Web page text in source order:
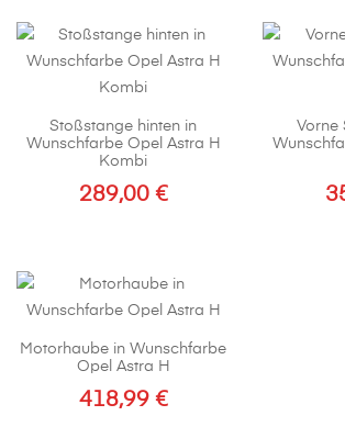
Stoßstange hinten in
Wunschfarbe Opel Astra H
Kombi
289,00 €
Vorne
Motorhaube in Wunschfarbe
Opel Astra H
418,99 €